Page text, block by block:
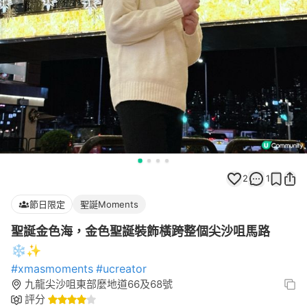
2 1
節日限定 聖誕Moments
聖誕金色海，金色聖誕裝飾橫跨整個尖沙咀馬路
❄️✨
#xmasmoments #ucreator
九龍尖沙咀東部麼地道66及68號
評分